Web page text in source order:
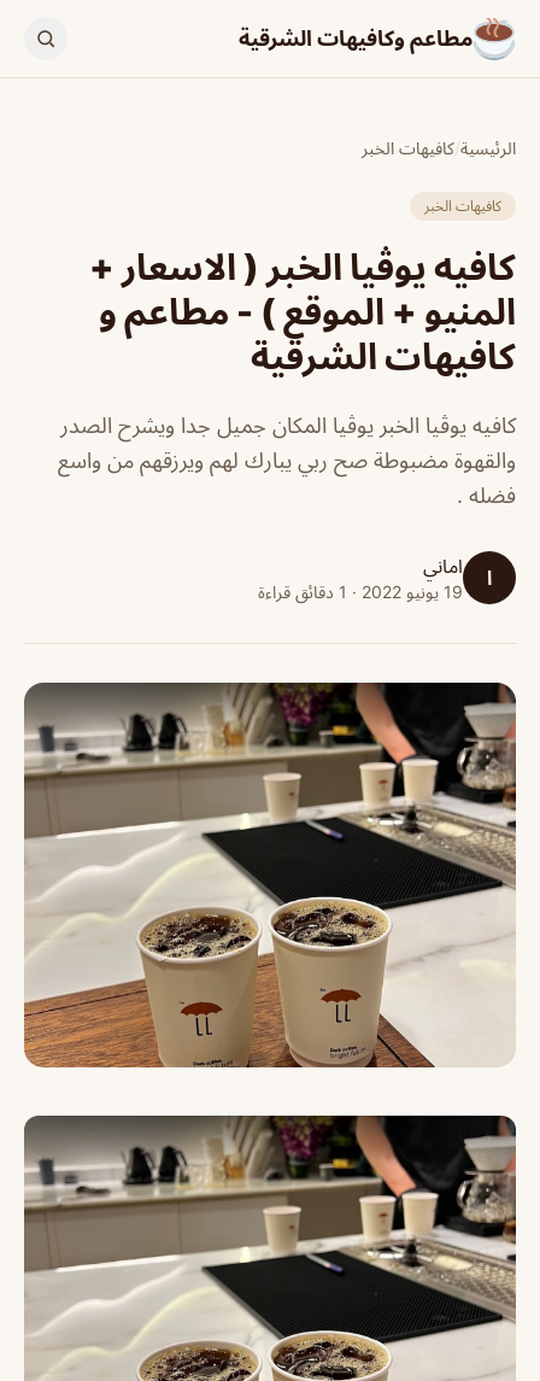
مطاعم وكافيهات الشرقية
الرئيسية/كافيهات الخبر
كافيهات الخبر
كافيه يوڤيا الخبر ( الاسعار +
المنيو + الموقع ) - مطاعم و
كافيهات الشرقية
كافيه يوڤيا الخبر يوڤيا المكان جميل جدا ويشرح الصدر
والقهوة مضبوطة صح ربي يبارك لهم ويرزقهم من واسع
فضله .
ا اماني
19 يونيو 2022 · 1 دقائق قراءة